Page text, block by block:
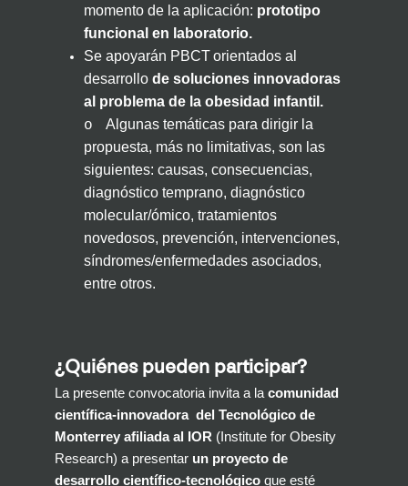
momento de la aplicación: prototipo
funcional en laboratorio.
Se apoyarán PBCTorientados al
desarrollo de soluciones innovadoras
al problema de la obesidad infantil.
o
Algunas temáticas para dirigir la
propuesta, más no limitativas, son las
siguientes: causas, consecuencias,
diagnóstico temprano, diagnóstico
molecular/ómico, tratamientos
novedosos, prevención, intervenciones,
síndromes/enfermedades asociados,
entre otros.
¿Quiénes pueden participar?
La presente convocatoria invita a la comunidad
científica-innovadora del Tecnológico de
Monterrey afiliada al IOR (Institute for Obesity
Research) a presentar un proyecto de
desarrollo científico-tecnológico que esté